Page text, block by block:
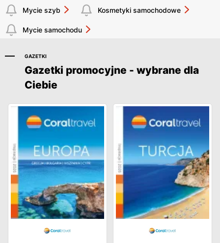
Mycie szyb Kosmetyki samochodowe
Mycie samochodu
GAZETKI
Gazetki promocyjne - wybrane dla
Ciebie